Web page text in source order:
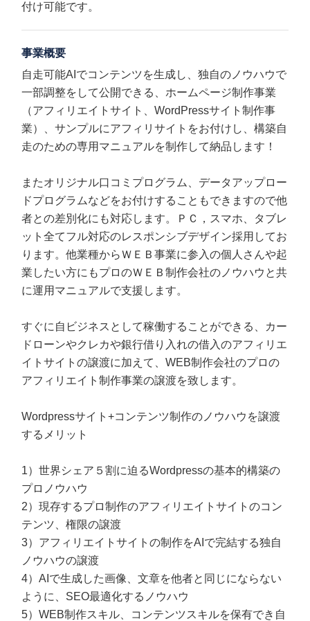
付け可能です。
事業概要
自走可能AIでコンテンツを生成し、独自のノウハウで
一部調整をして公開できる、ホームページ制作事業
（アフィリエイトサイト、WordPressサイト制作事
業）、サンプルにアフィリサイトをお付けし、構築自
走のための専用マニュアルを制作して納品します！
またオリジナル口コミプログラム、データアップロー
ドプログラムなどをお付けすることもできますので他
者との差別化にも対応します。ＰＣ，スマホ、タブレ
ット全てフル対応のレスポンシブデザイン採用してお
ります。他業種からＷＥＢ事業に参入の個人さんや起
業したい方にもプロのＷＥＢ制作会社のノウハウと共
に運用マニュアルで支援します。
すぐに自ビジネスとして稼働することができる、カー
ドローンやクレカや銀行借り入れの借入のアフィリエ
イトサイトの譲渡に加えて、WEB制作会社のプロの
アフィリエイト制作事業の譲渡を致します。
Wordpressサイト+コンテンツ制作のノウハウを譲渡
するメリット
1）世界シェア５割に迫るWordpressの基本的構築の
プロノウハウ
2）現存するプロ制作のアフィリエイトサイトのコン
テンツ、権限の譲渡
3）アフィリエイトサイトの制作をAIで完結する独自
ノウハウの譲渡
4）AIで生成した画像、文章を他者と同じにならない
ように、SEO最適化するノウハウ
5）WEB制作スキル、コンテンツスキルを保有でき自